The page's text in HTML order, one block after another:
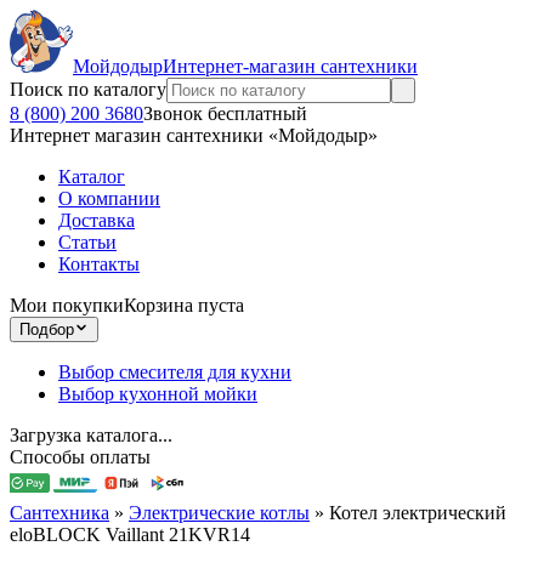
МойдодырИнтернет-магазин сантехники
Поиск по каталогу
8 (800) 200 3680Звонок бесплатный
Интернет магазин сантехники «Мойдодыр»
Каталог
О компании
Доставка
Статьи
Контакты
Мои покупкиКорзина пуста
Подбор
Выбор смесителя для кухни
Выбор кухонной мойки
Загрузка каталога...
Способы оплаты
Сантехника » Электрические котлы » Котел электрический
eloBLOCK Vaillant 21KVR14